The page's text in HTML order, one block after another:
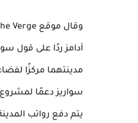
مدينتهما مركزًا
يتم دفع رواتب